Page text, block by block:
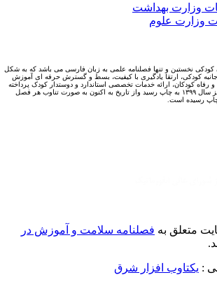
وزارت بهداشت
علوم
نخستین و تنها فصلنامه علمی به زبان فارسی می باشد که به شکل
کودکی، ارتقا یادگیری با کیفیت، بسط و گسترش حرفه ای آموزش
کودکان، ارائه خدمات تخصصی استاندارد و دوستدار کودک پرداخته
است. شماره اول فصلنامه در پاییز سال ۱۳۹۹ به چاپ رسید واز تاریخ به اکنون به صورت تناوب هر فصل
متعلق بهفصلنامه سلامت و آموزش در
: یکتاوب افزار شرق